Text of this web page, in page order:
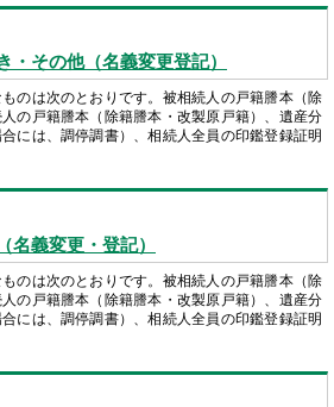
・その他（名義変更登記）
のは次のとおりです。被相続人の戸籍謄本（除
の戸籍謄本（除籍謄本・改製原戸籍）、遺産分
には、調停調書）、相続人全員の印鑑登録証明
名義変更・登記）
のは次のとおりです。被相続人の戸籍謄本（除
の戸籍謄本（除籍謄本・改製原戸籍）、遺産分
には、調停調書）、相続人全員の印鑑登録証明